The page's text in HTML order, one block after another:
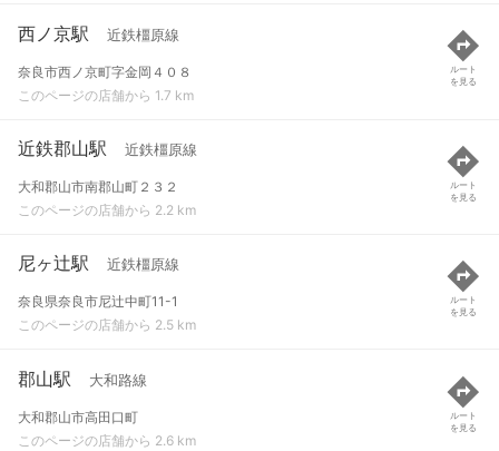
西ノ京駅 近鉄橿原線
奈良市西ノ京町字金岡４０８
このページの店舗から 1.7 km
ルート
を見る
近鉄郡山駅 近鉄橿原線
大和郡山市南郡山町２３２
このページの店舗から 2.2 km
ルート
を見る
尼ヶ辻駅 近鉄橿原線
奈良県奈良市尼辻中町11-1
このページの店舗から 2.5 km
ルート
を見る
郡山駅 大和路線
大和郡山市高田口町
このページの店舗から 2.6 km
ルート
を見る